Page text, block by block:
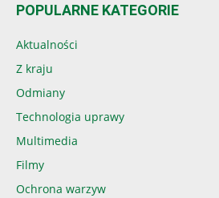
POPULARNE KATEGORIE
Aktualności
Z kraju
Odmiany
Technologia uprawy
Multimedia
Filmy
Ochrona warzyw